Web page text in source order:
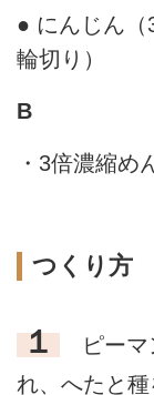
● にんじん（
輪切り）
B
・3倍濃縮め
つくり方
１
ピーマ
れ、へたと